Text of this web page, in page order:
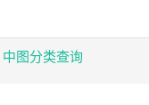
中图分类查询